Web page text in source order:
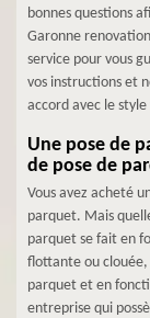
bonnes questions
Garonne
service pour vous
vos instructions et
accord avec le style
Une pose de
de pose de
Vous avez acheté
parquet. Mais
parquet se fait en
flottante ou clouée,
parquet et en
entreprise qui